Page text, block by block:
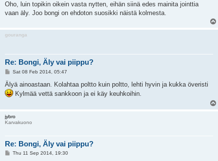
Oho, luin topikin oikein vasta nytten, eihän siinä edes mainita jointtia
vaan äly. Joo bongi on ehdoton suosikki näistä kolmesta.
gouranga
Re: Bongi, Äly vai piippu?
P
s
t
Sat 08 Feb 2014, 05:47
Älyä ainoastaan. Kolahtaa poltto kuin poltto, lehti hyvin ja kukka överisti
Kylmää vettä sankkoon ja ei käy keuhkoihin.
jybro
Karvakuono
Re: Bongi, Äly vai piippu?
PThu 11 Sep 2014, 19:30